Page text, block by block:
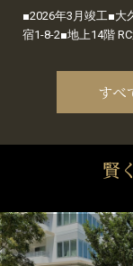
■2026年3月竣工■大
宿1-8-2■地上14階
すべ
賢